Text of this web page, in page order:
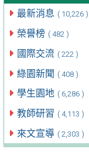
最新消息 ( 10,226 )
榮譽榜 ( 482 )
國際交流 ( 222 )
綠園新聞 ( 408 )
學生園地 ( 6,286 )
教師研習 ( 4,113 )
來文宣導 ( 2,303 )